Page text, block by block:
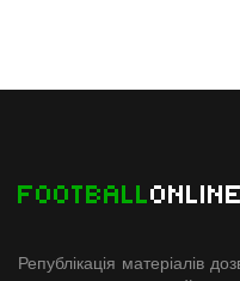
FOOTBALLONLINE
Републікація матеріалів